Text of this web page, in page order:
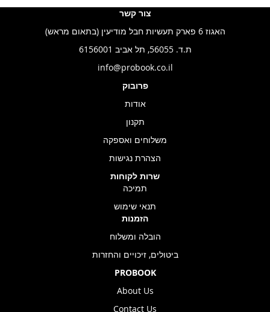
צור קשר
האגוז 6 פארק תעשיות חבל מודיעין (בתאום מראש)
ת.ד. 56055, תל אביב 6156001
info@probook.co.il
פרובוק
אודות
תקנון
משלוחים ואספקה
הצהרת נגישות
שרות לקוחות
תמיכה
תנאי שימוש
הזמנות
הובלה ומשלוח
ביטולים, זיכויים והחזרות
PROBOOK
About Us
Contact Us